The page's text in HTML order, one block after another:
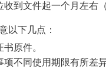
收到文件起一个月左右
以下几点：
原件。
项不同使用期限有所差异